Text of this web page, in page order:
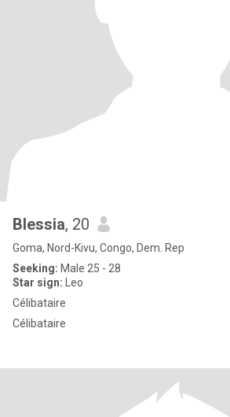
Blessia, 20
Goma, Nord-Kivu, Congo, Dem. Rep
Seeking: Male 25 - 28
Star sign: Leo
Célibataire
Célibataire